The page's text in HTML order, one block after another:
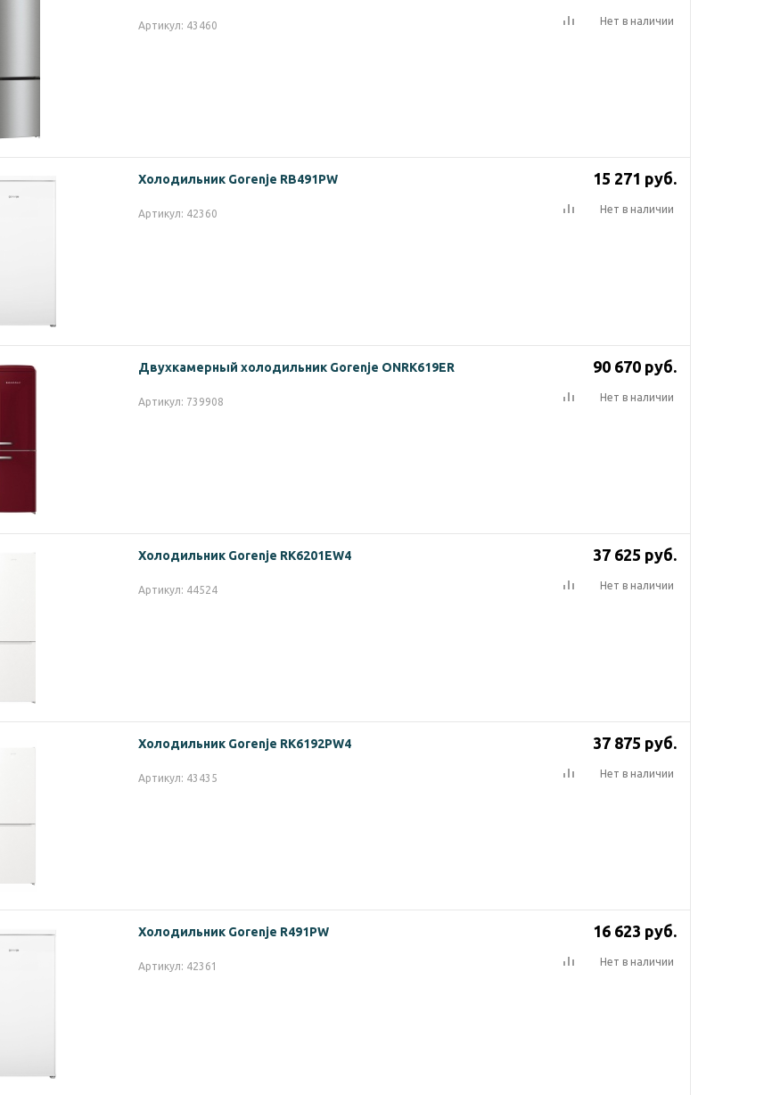
Артикул: 43460 Нет в наличии
Холодильник Gorenje RB491PW
Артикул: 42360
15 271 руб.
Нет в наличии
Двухкамерный холодильник Gorenje ONRK619ER
Артикул: 739908
90 670 руб.
Нет в наличии
Холодильник Gorenje RK6201EW4
Артикул: 44524
37 625 руб.
Нет в наличии
Холодильник Gorenje RK6192PW4
Артикул: 43435
37 875 руб.
Нет в наличии
Холодильник Gorenje R491PW
Артикул: 42361
16 623 руб.
Нет в наличии